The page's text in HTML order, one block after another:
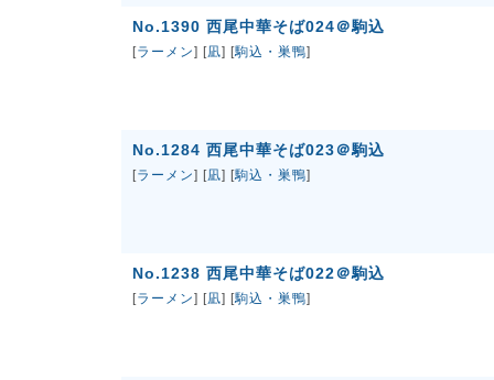
No.1390 西尾中華そば024＠駒込
[ラーメン] [凪] [駒込・巣鴨]
No.1284 西尾中華そば023＠駒込
[ラーメン] [凪] [駒込・巣鴨]
No.1238 西尾中華そば022＠駒込
[ラーメン] [凪] [駒込・巣鴨]